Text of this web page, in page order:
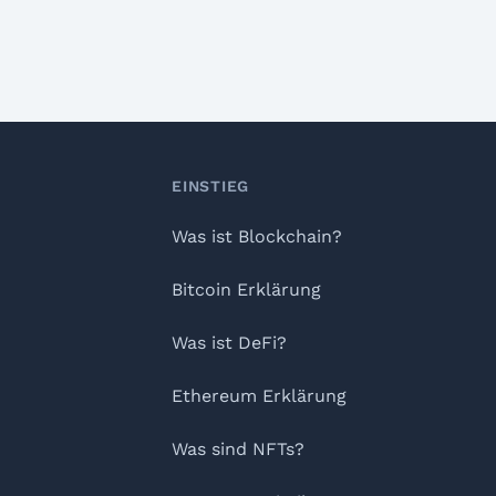
EINSTIEG
Was ist Blockchain?
Bitcoin Erklärung
Was ist DeFi?
Ethereum Erklärung
Was sind NFTs?